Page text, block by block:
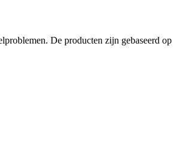
De producten zijn gebaseerd